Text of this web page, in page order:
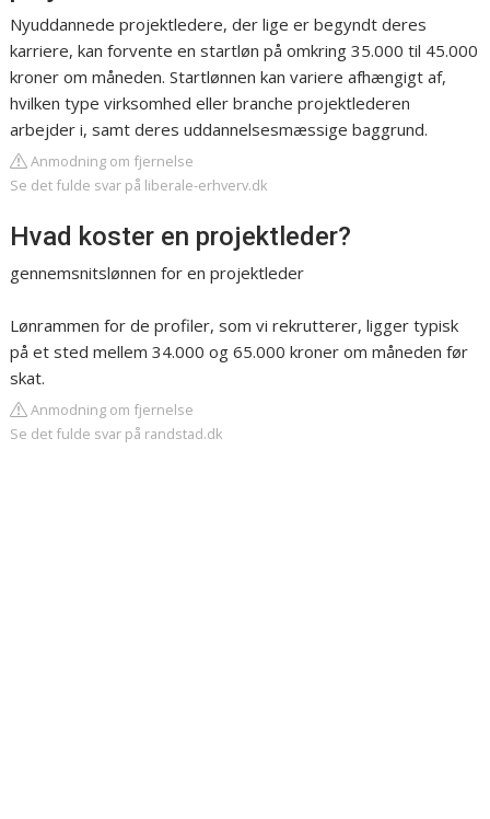
Nyuddannede projektledere, der lige er begyndt deres
karriere, kan forvente en startløn på omkring 35.000 til 45.000
kroner om måneden. Startlønnen kan variere afhængigt af,
hvilken type virksomhed eller branche projektlederen
arbejder i, samt deres uddannelsesmæssige baggrund.
Anmodning om fjernelse
Se det fulde svar på liberale-erhverv.dk
Hvad koster en projektleder?
gennemsnitslønnen for en projektleder
Lønrammen for de profiler, som vi rekrutterer, ligger typisk
på et sted mellem 34.000 og 65.000 kroner om måneden før
skat.
Anmodning om fjernelse
Se det fulde svar på randstad.dk